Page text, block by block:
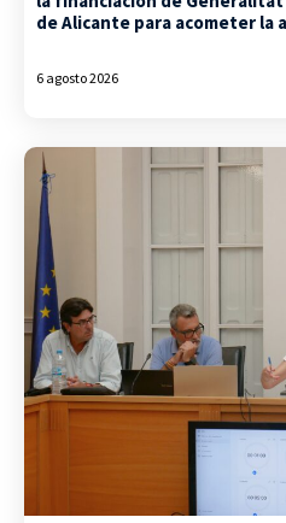
de Alicante para acometer la
6 agosto 2026